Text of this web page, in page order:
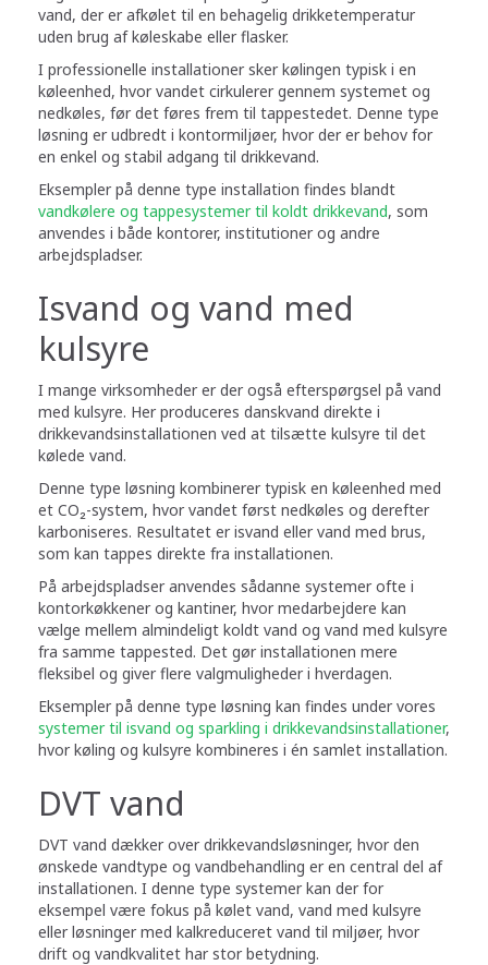
vand, der er afkølet til en behagelig drikketemperatur
uden brug af køleskabe eller flasker.
I professionelle installationer sker kølingen typisk i en
køleenhed, hvor vandet cirkulerer gennem systemet og
nedkøles, før det føres frem til tappestedet. Denne type
løsning er udbredt i kontormiljøer, hvor der er behov for
en enkel og stabil adgang til drikkevand.
Eksempler på denne type installation findes blandt
vandkølere og tappesystemer til koldt drikkevand, som
anvendes i både kontorer, institutioner og andre
arbejdspladser.
Isvand og vand med
kulsyre
I mange virksomheder er der også efterspørgsel på vand
med kulsyre. Her produceres danskvand direkte i
drikkevandsinstallationen ved at tilsætte kulsyre til det
kølede vand.
Denne type løsning kombinerer typisk en køleenhed med
et CO₂-system, hvor vandet først nedkøles og derefter
karboniseres. Resultatet er isvand eller vand med brus,
som kan tappes direkte fra installationen.
På arbejdspladser anvendes sådanne systemer ofte i
kontorkøkkener og kantiner, hvor medarbejdere kan
vælge mellem almindeligt koldt vand og vand med kulsyre
fra samme tappested. Det gør installationen mere
fleksibel og giver flere valgmuligheder i hverdagen.
Eksempler på denne type løsning kan findes under vores
systemer til isvand og sparkling i drikkevandsinstallationer,
hvor køling og kulsyre kombineres i én samlet installation.
DVT vand
DVT vand dækker over drikkevandsløsninger, hvor den
ønskede vandtype og vandbehandling er en central del af
installationen. I denne type systemer kan der for
eksempel være fokus på kølet vand, vand med kulsyre
eller løsninger med kalkreduceret vand til miljøer, hvor
drift og vandkvalitet har stor betydning.